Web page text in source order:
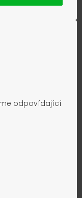
odpovídající